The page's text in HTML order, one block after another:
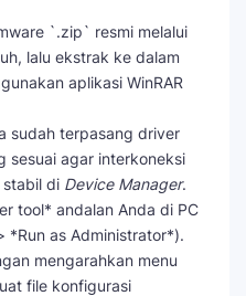
`.zip` resmi melalui
lalu ekstrak ke dalam
aplikasi WinRAR
sudah terpasang driver
sesuai agar interkoneksi
di Device Manager.
tool* andalan Anda di PC
*Run as Administrator*).
mengarahkan menu
file konfigurasi